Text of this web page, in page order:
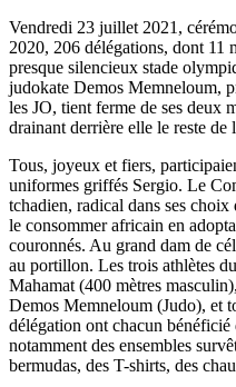
Vendredi 23 juillet 2021,
2020, 206 délégations, dont 11
presque silencieux stade
judokate Demos Memneloum,
les JO, tient ferme de ses deux
drainant derrière elle le reste de
Tous, joyeux et fiers,
uniformes griffés Sergio. Le
tchadien, radical dans ses
le consommer africain en
couronnés. Au grand dam de
au portillon. Les trois athlètes
Mahamat (400 mètres
Demos Memneloum (Judo), et
délégation ont chacun
notamment des ensembles
bermudas, des T-shirts, des